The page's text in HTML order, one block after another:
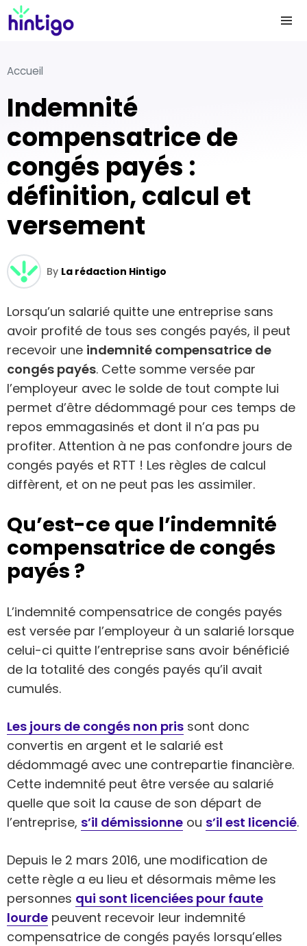
Accueil
Indemnité
compensatrice de
congés payés :
définition, calcul et
versement
By La rédaction Hintigo
Lorsqu’un salarié quitte une entreprise sans
avoir profité de tous ses congés payés, il peut
recevoir une indemnité compensatrice de
congés payés. Cette somme versée par
l’employeur avec le solde de tout compte lui
permet d’être dédommagé pour ces temps de
repos emmagasinés et dont il n’a pas pu
profiter. Attention à ne pas confondre jours de
congés payés et RTT ! Les règles de calcul
diffèrent, et on ne peut pas les assimiler.
Qu’est-ce que l’indemnité
compensatrice de congés
payés ?
L’indemnité compensatrice de congés payés
est versée par l’employeur à un salarié lorsque
celui-ci quitte l’entreprise sans avoir bénéficié
de la totalité des congés payés qu’il avait
cumulés.
Les jours de congés non pris sont donc
convertis en argent et le salarié est
dédommagé avec une contrepartie financière.
Cette indemnité peut être versée au salarié
quelle que soit la cause de son départ de
l’entreprise, s’il démissionne ou s’il est licencié.
Depuis le 2 mars 2016, une modification de
cette règle a eu lieu et désormais même les
personnes qui sont licenciées pour faute
lourde peuvent recevoir leur indemnité
compensatrice de congés payés lorsqu’elles